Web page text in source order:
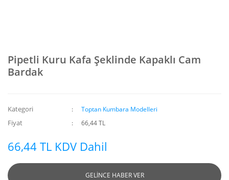
Pipetli Kuru Kafa Şeklinde Kapaklı Cam
Bardak
Kategori Toptan Kumbara Modelleri
Fiyat 66,44 TL
66,44 TL KDV Dahil
GELİNCE HABER VER